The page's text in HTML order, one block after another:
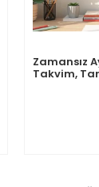
Zamansız
Takvim,